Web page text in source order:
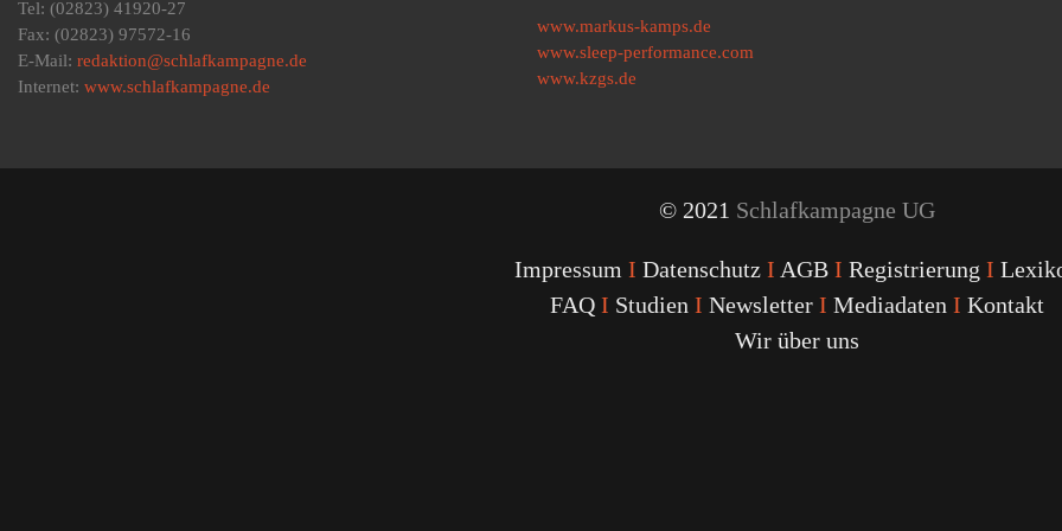
Tel: (02823) 41920-27
Fax: (02823) 97572-16
E-Mail: redaktion@schlafkampagne.de
Internet: www.schlafkampagne.de
www.markus-kamps.de
www.sleep-performance.com
www.kzgs.de
© 2021 Schlafkampagne UG
Impressum I Datenschutz I AGB I Registrierung I
FAQ I Studien I Newsletter I Mediadaten I Kontakt
Wir über uns